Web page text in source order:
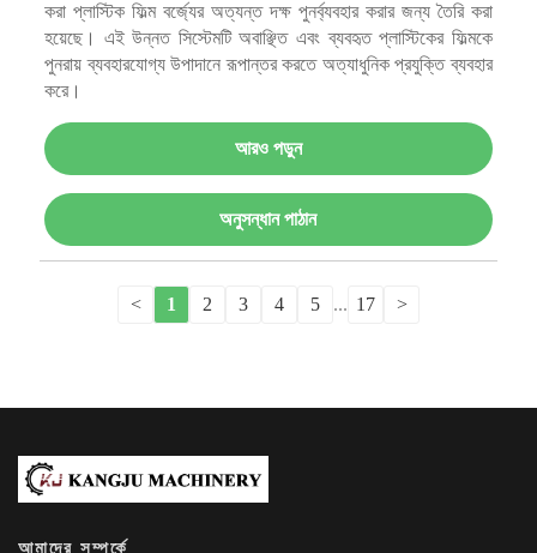
করা প্লাস্টিক ফিল্ম বর্জ্যের অত্যন্ত দক্ষ পুনর্ব্যবহার করার জন্য তৈরি করা
হয়েছে। এই উন্নত সিস্টেমটি অবাঞ্ছিত এবং ব্যবহৃত প্লাস্টিকের ফিল্মকে
পুনরায় ব্যবহারযোগ্য উপাদানে রূপান্তর করতে অত্যাধুনিক প্রযুক্তি ব্যবহার
করে।
আরও পড়ুন
অনুসন্ধান পাঠান
< 1 2 3 4 5 ... 17 >
আমাদের সম্পর্কে